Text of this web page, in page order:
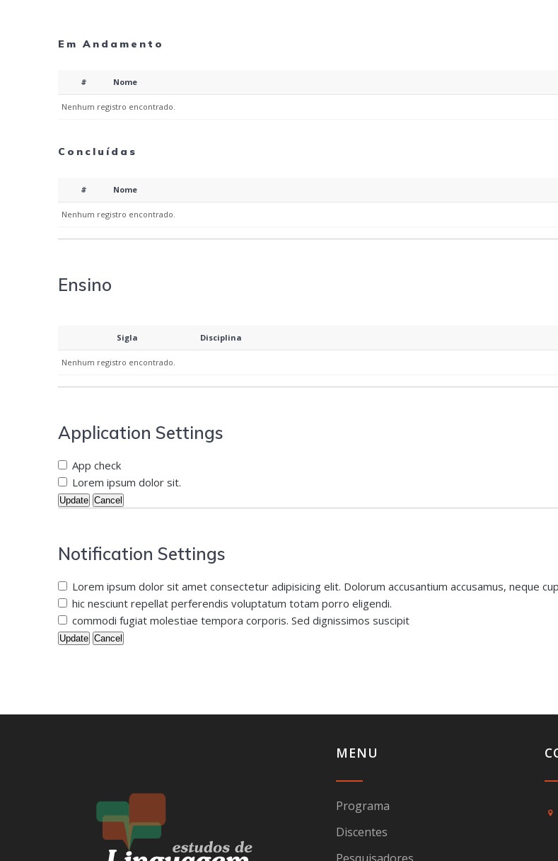
Em Andamento
# Nome
Nenhum registro encontrado.
Concluídas
# Nome
Nenhum registro encontrado.
Ensino
Sigla Disciplina
Nenhum registro encontrado.
Application Settings
App check
Lorem ipsum dolor sit.
Update Cancel
Notification Settings
Lorem ipsum dolor sit amet consectetur adipisicing elit. Dolorum accusantium accusamus, neque
hic nesciunt repellat perferendis voluptatum totam porro eligendi.
commodi fugiat molestiae tempora corporis. Sed dignissimos suscipit
Update Cancel
MENU
Programa
Discentes